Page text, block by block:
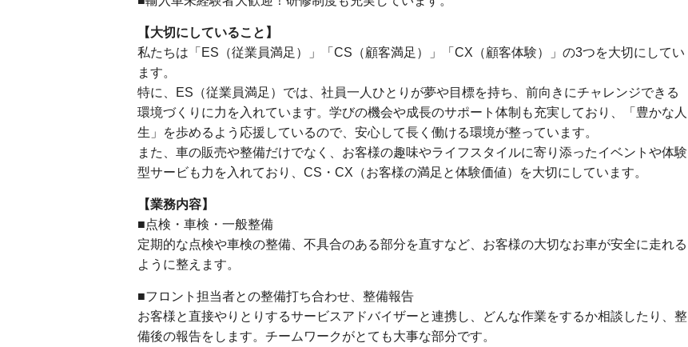
【大切にしていること】
私たちは「ES（従業員満足）」「CS（顧客満足）」「CX（顧客体験）」の3つを大切にしてい
ます。
特に、ES（従業員満足）では、社員一人ひとりが夢や目標を持ち、前向きにチャレンジできる
環境づくりに力を入れています。学びの機会や成長のサポート体制も充実しており、「豊かな人
生」を歩めるよう応援しているので、安心して長く働ける環境が整っています。
また、車の販売や整備だけでなく、お客様の趣味やライフスタイルに寄り添ったイベントや体験
型サービも力を入れており、CS・CX（お客様の満足と体験価値）を大切にしています。
【業務内容】
■点検・車検・一般整備
定期的な点検や車検の整備、不具合のある部分を直すなど、お客様の大切なお車が安全に走れる
ように整えます。
■フロント担当者との整備打ち合わせ、整備報告
お客様と直接やりとりするサービスアドバイザーと連携し、どんな作業をするか相談したり、整
備後の報告をします。チームワークがとても大事な部分です。